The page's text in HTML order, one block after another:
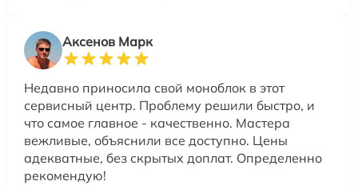
Аксенов Марк
Недавно приносила свой моноблок в этот
сервисный центр. Проблему решили быстро, и
что самое главное - качественно. Мастера
вежливые, объяснили все доступно. Цены
адекватные, без скрытых доплат. Определенно
рекомендую!